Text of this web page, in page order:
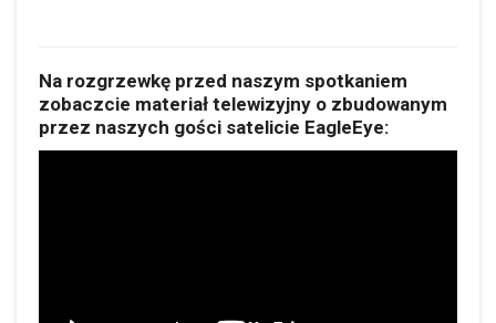
Na rozgrzewkę przed naszym spotkaniem
zobaczcie materiał telewizyjny o zbudowanym
przez naszych gości satelicie EagleEye: